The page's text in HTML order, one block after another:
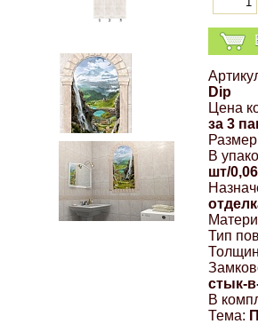
Dip
Цена
за 3
В
шт/
Тип
стык-
В
Тема:
Компрессионные фитинги Poliext
Hyundai
Шпатлевки, штукатурки
Эмали универсальные
Грунтовки, защитные лаки
Магнитные панели на